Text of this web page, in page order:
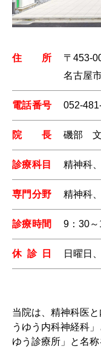
住所
〒453-
名古屋
電話番号 052-
院長 磯部
診療科目 精神科
専門分野 精神科
診療時間 9：30
休診日 日曜日
当院は、精神科医
うゆう内科神経科
ゆう診療所」と名